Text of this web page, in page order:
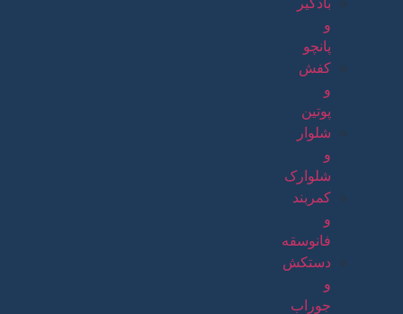
بادگیر
و
پانچو
کفش
و
پوتین
شلوار
و
شلوارک
کمربند
و
فانوسقه
دستکش
و
جوراب